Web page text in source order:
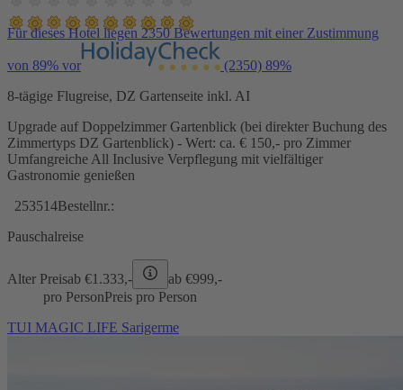
Für dieses Hotel liegen 2350 Bewertungen mit einer Zustimmung
von 89% vor (2350) 89%
8-tägige Flugreise, DZ Gartenseite inkl. AI
Upgrade auf Doppelzimmer Gartenblick (bei direkter Buchung des
Zimmertyps DZ Gartenblick) - Wert: ca. € 150,- pro Zimmer
Umfangreiche All Inclusive Verpflegung mit vielfältiger
Gastronomie genießen
253514Bestellnr.:
Pauschalreise
Alter Preisab €1.333,- ab €999,-
pro PersonPreis pro Person
TUI MAGIC LIFE Sarigerme